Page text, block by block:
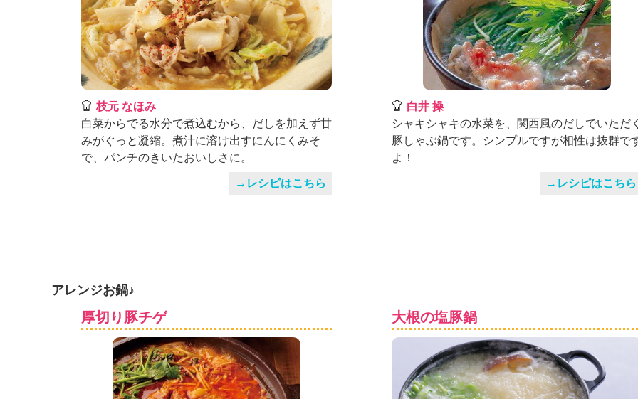
枝元 なほみ
白菜からでる水分で煮込むから、だしを加えず甘
みがぐっと凝縮。煮汁に溶け出すにんにくみそ
で、パンチのきいたおいしさに。
→レシピはこちら
白井 操
シャキシャキの水菜を、関西風のだしでいただ
豚しゃぶ鍋です。シンプルですが相性は抜群で
よ！
→レシピはこちら
アレンジお鍋♪
厚切り豚チゲ 大根の塩豚鍋